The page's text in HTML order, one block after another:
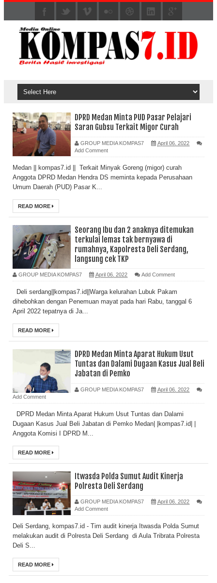
DPRD Medan Minta PUD Pasar Pelajari
Saran Gubsu Terkait Migor Curah
GROUP MEDIA KOMPAS7
April 06, 2022
Add Comment
Medan || kompas7.id || Terkait Minyak Goreng (migor) curah
Anggota DPRD Medan Hendra DS meminta kepada Perusahaan
Umum Daerah (PUD) Pasar K...
READ MORE
Seorang Ibu dan 2 anaknya ditemukan
terkulai lemas tak bernyawa di
rumahnya, Kapolresta Deli Serdang,
langsung cek TKP
GROUP MEDIA KOMPAS7 April 06, 2022 Add Comment
Deli serdang||kompas7.id||Warga kelurahan Lubuk Pakam
dihebohkan dengan Penemuan mayat pada hari Rabu, tanggal 6
April 2022 tepatnya di Ja...
READ MORE
DPRD Medan Minta Aparat Hukum Usut
Tuntas dan Dalami Dugaan Kasus Jual Beli
Jabatan di Pemko
GROUP MEDIA KOMPAS7
April 06, 2022
Add Comment
DPRD Medan Minta Aparat Hukum Usut Tuntas dan Dalami
Dugaan Kasus Jual Beli Jabatan di Pemko Medan| |kompas7.id| |
Anggota Komisi I DPRD M...
READ MORE
Itwasda Polda Sumut Audit Kinerja
Polresta Deli Serdang
GROUP MEDIA KOMPAS7
April 06, 2022
Add Comment
Deli Serdang, kompas7.id - Tim audit kinerja Itwasda Polda Sumut
melakukan audit di Polresta Deli Serdang di Aula Tribrata Polresta
Deli S...
READ MORE